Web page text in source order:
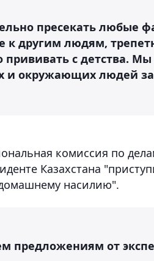
пресекать любые
к другим людям,
с детства.
и окружающих людей
комиссия по
Казахстана
насилию".
предложениям от